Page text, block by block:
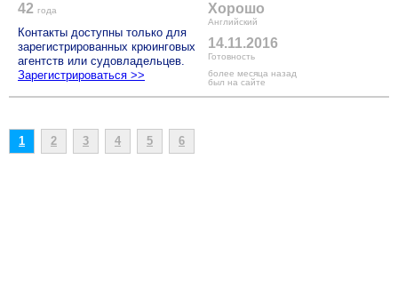
42 года
Контакты доступны только для
зарегистрированных крюинговых
агентств или судовладельцев.
Зарегистрироваться >>
Хорошо
Английский
14.11.2016
Готовность
более месяца назад
был на сайте
1 2 3 4 5 6